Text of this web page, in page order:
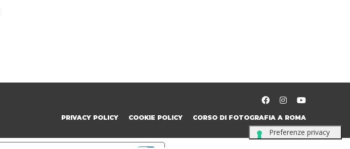
PRIVACY POLICY COOKIE POLICY CORSO DI FOTOGRAFIA A ROMA